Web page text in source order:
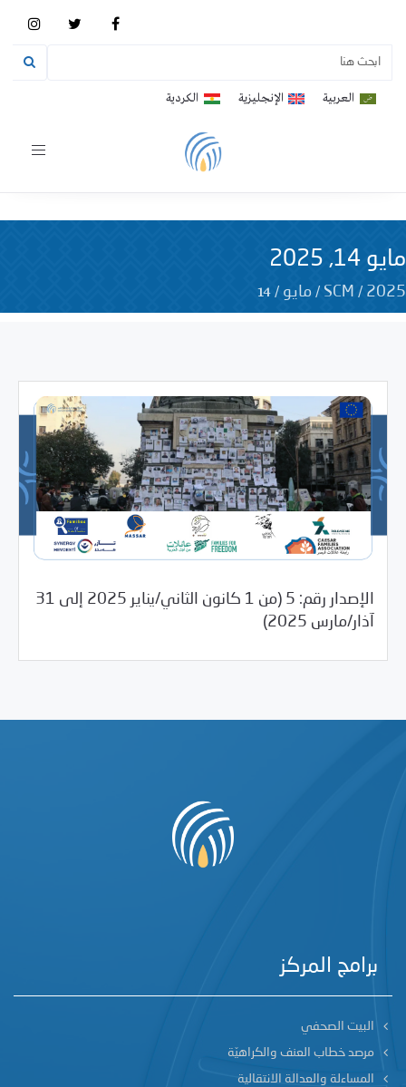
العربية الإنجليزية الكردية
Toggle
مايو 14, 2025
SCM / 2025
/ مايو /
14
الإصدار رقم: 5 (من 1 كانون الثاني/يناير 2025 إلى 31
آذار/مارس 2025)
05/14/2025 الملخص الإعلامي
برامج المركز
البيت الصحفي
مرصد خطاب العنف والكراهيّة
المساءلة والعدالة الانتقالية